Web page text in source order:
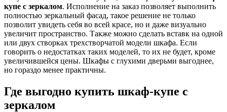
купе с зеркалом. Исполнение на заказ позволяет выполнить
полностью зеркальный фасад, такое решение не только
позволит увидеть себя во всей красе, но и даже визуально
увеличит пространство. Также можно сделать вставк на одной
или двух створках трехстворчатой модели шкафа. Если
говорить о недостатках таких моделей, то их не будет, кроме
увеличившейся цены. Шкафы с глухими дверьми выгоднее,
но гораздо менее практичны.
Где выгодно купить шкаф-купе с
зеркалом